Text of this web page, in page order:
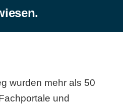
wurden mehr als 50
und